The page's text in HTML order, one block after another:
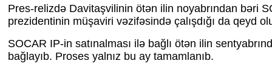
Pres-relizdə Davitaşvilinin ötən ilin noyabrından bəri
prezidentinin müşaviri vəzifəsində çalışdığı da qeyd
SOCAR IP-in satınalması ilə bağlı ötən ilin
bağlayıb. Proses yalnız bu ay tamamlanıb.